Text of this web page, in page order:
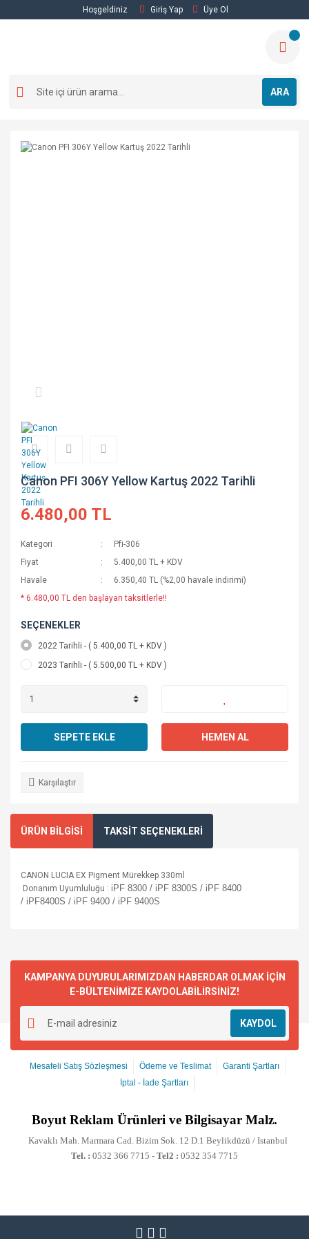
Hoşgeldiniz Giriş Yap Üye Ol
ARA
Canon PFI 306Y Yellow Kartuş 2022 Tarihli
6.480,00 TL
Kategori
Pfi-306
Fiyat
5.400,00 TL + KDV
Havale
6.350,40 TL (%2,00 havale indirimi)
* 6.480,00 TL den başlayan taksitlerle!!
SEÇENEKLER
2022 Tarihli - ( 5.400,00 TL + KDV )
2023 Tarihli - ( 5.500,00 TL + KDV )
SEPETE EKLE HEMEN AL
Karşılaştır
ÜRÜN BİLGİSİ TAKSİT SEÇENEKLERİ
CANON LUCIA EX Pigment Mürekkep 330ml
Donanım Uyumluluğu : iPF 8300 / iPF 8300S / iPF 8400
/ iPF8400S / iPF 9400 / iPF 9400S
KAMPANYA DUYURULARIMIZDAN HABERDAR OLMAK İÇİN
E-BÜLTENİMİZE KAYDOLABİLİRSİNİZ!
KAYDOL
Mesafeli Satış Sözleşmesi Ödeme ve Teslimat
Garanti Şartları
İptal - İade Şartları
Boyut Reklam Ürünleri ve Bilgisayar Malz.
Kavaklı Mah. Marmara Cad. Bizim Sok. 12 D.1 Beylikdüzü / Istanbul
Tel. : 0532 366 7715 - Tel2 : 0532 354 7715